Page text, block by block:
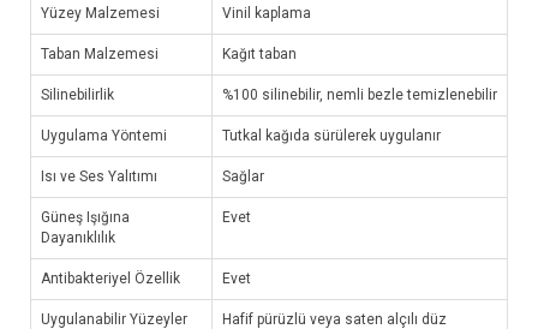
Yüzey Malzemesi Vinil kaplama
Taban Malzemesi Kağıt taban
Silinebilirlik %100 silinebilir, nemli bezle temizlenebilir
Uygulama Yöntemi Tutkal kağıda sürülerek uygulanır
Isı ve Ses Yalıtımı Sağlar
Güneş Işığına
Dayanıklılık
Evet
Antibakteriyel Özellik Evet
Uygulanabilir Yüzeyler
Hafif pürüzlü veya saten alçılı düz